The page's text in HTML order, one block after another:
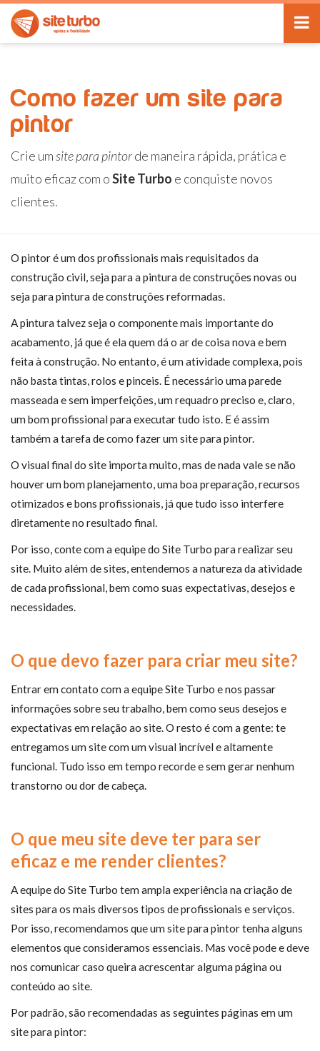
Como fazer um site para
pintor
Crie umsite para pintorde maneira rápida, prática e
muito eficaz com oSite Turbo e conquiste novos
clientes.
O pintor é um dos profissionais mais requisitados da
construção civil, seja para a pintura de construções novas ou
seja para pintura de construções reformadas.
A pintura talvez seja o componente mais importante do
acabamento, já que é ela quem dá o ar de coisa nova e bem
feita à construção. No entanto, é um atividade complexa, pois
não basta tintas, rolos e pinceis. É necessário uma parede
masseada e sem imperfeições, um requadro preciso e, claro,
um bom profissional para executar tudo isto. E é assim
também a tarefa de como fazer um site para pintor.
O visual final do site importa muito, mas de nada vale se não
houver um bom planejamento, uma boa preparação, recursos
otimizados e bons profissionais, já que tudo isso interfere
diretamente no resultado final.
Por isso, conte com a equipe do Site Turbo para realizar seu
site. Muito além de sites, entendemos a natureza da atividade
de cada profissional, bem como suas expectativas, desejos e
necessidades.
O que devo fazer para criar meu site?
Entrar em contato com a equipe Site Turbo e nos passar
informações sobre seu trabalho, bem como seus desejos e
expectativas em relação ao site. O resto é com a gente: te
entregamos um site com um visual incrível e altamente
funcional. Tudo isso em tempo recorde e sem gerar nenhum
transtorno ou dor de cabeça.
O que meu site deve ter para ser
eficaz e me render clientes?
A equipe do Site Turbo tem ampla experiência na criação de
sites para os mais diversos tipos de profissionais e serviços.
Por isso, recomendamos que um site para pintor tenha alguns
elementos que consideramos essenciais. Mas você pode e deve
nos comunicar caso queira acrescentar alguma página ou
conteúdo ao site.
Por padrão, são recomendadas as seguintes páginas em um
site para pintor: